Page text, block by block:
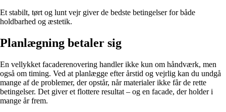
Et stabilt, tørt og lunt vejr giver de bedste betingelser for både
holdbarhed og æstetik.
Planlægning betaler sig
En vellykket facaderenovering handler ikke kun om håndværk, men
også om timing. Ved at planlægge efter årstid og vejrlig kan du undgå
mange af de problemer, der opstår, når materialer ikke får de rette
betingelser. Det giver et flottere resultat – og en facade, der holder i
mange år frem.